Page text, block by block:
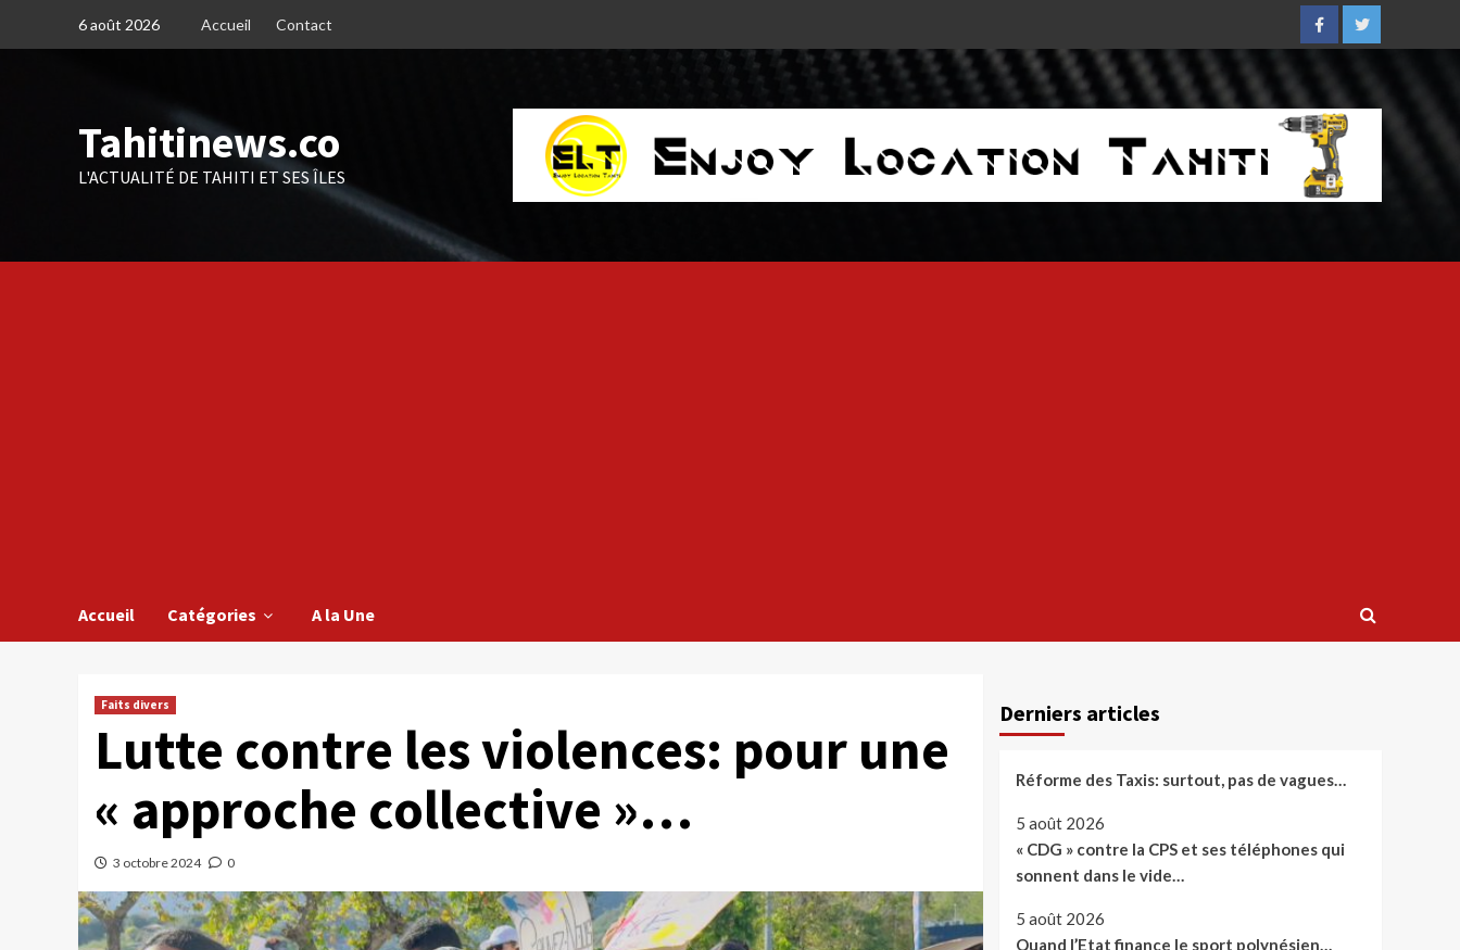
6 août 2026 Accueil Contact
FacebookTwitter
Tahitinews.co
L'ACTUALITÉ DE TAHITI ET SES ÎLES
Accueil Catégories A la Une
Faits divers
Lutte contre les violences: pour une
« approche collective »…
3 octobre 2024 0
Derniers articles
Réforme des Taxis: surtout, pas de vagues…
5 août 2026
« CDG » contre la CPS et ses téléphones qui
sonnent dans le vide…
5 août 2026
Quand l’Etat finance le sport polynésien…